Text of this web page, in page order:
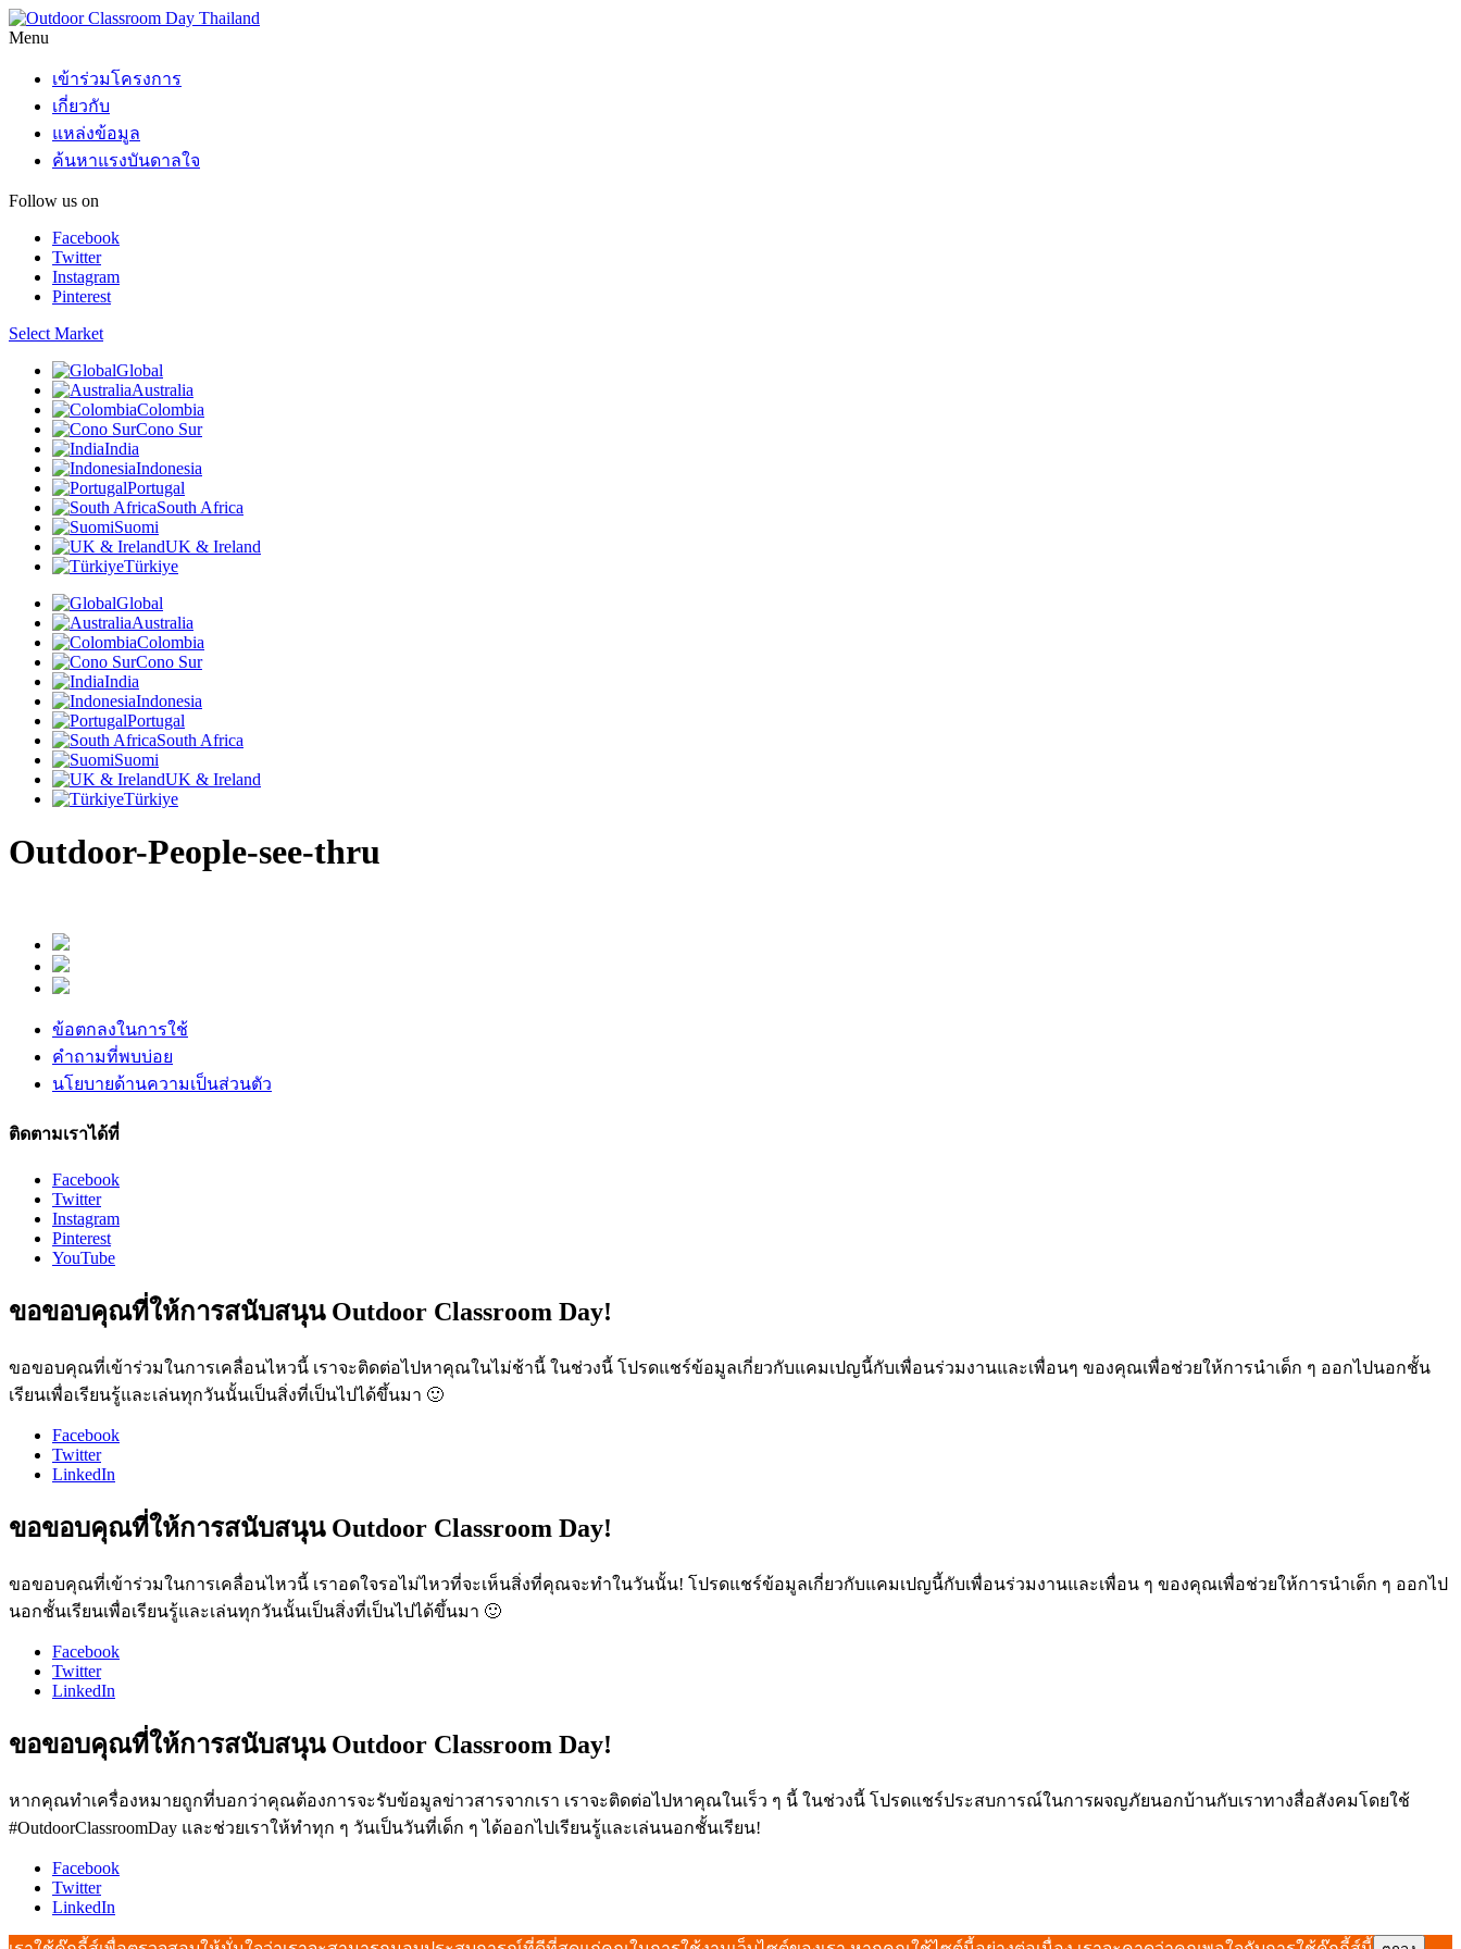
Menu
เข้าร่วมโครงการ
เกี่ยวกับ
แหล่งข้อมูล
ค้นหาแรงบันดาลใจ
Follow us on
Facebook
Twitter
Instagram
Pinterest
Select Market
Global
Australia
Colombia
Cono Sur
India
Indonesia
Portugal
South Africa
Suomi
UK & Ireland
Türkiye
Global
Australia
Colombia
Cono Sur
India
Indonesia
Portugal
South Africa
Suomi
UK & Ireland
Türkiye
Outdoor-People-see-thru
ข้อตกลงในการใช้
คำถามที่พบบ่อย
นโยบายด้านความเป็นส่วนตัว
ติดตามเราได้ที่
Facebook
Twitter
Instagram
Pinterest
YouTube
ขอขอบคุณที่ให้การสนับสนุน Outdoor Classroom Day!
ขอขอบคุณที่เข้าร่วมในการเคลื่อนไหวนี้ เราจะติดต่อไปหาคุณในไม่ช้านี้ ในช่วงนี้ โปรดแชร์ข้อมูลเกี่ยวกับแคมเปญนี้กับเพื่อนร่วมงานและเพื่อนๆ ของคุณเพื่อช่วยให้การนำเด็ก ๆ ออกไปนอกชั้น
เรียนเพื่อเรียนรู้และเล่นทุกวันนั้นเป็นสิ่งที่เป็นไปได้ขึ้นมา 🙂
Facebook
Twitter
LinkedIn
ขอขอบคุณที่ให้การสนับสนุน Outdoor Classroom Day!
ขอขอบคุณที่เข้าร่วมในการเคลื่อนไหวนี้ เราอดใจรอไม่ไหวที่จะเห็นสิ่งที่คุณจะทำในวันนั้น! โปรดแชร์ข้อมูลเกี่ยวกับแคมเปญนี้กับเพื่อนร่วมงานและเพื่อน ๆ ของคุณเพื่อช่วยให้การนำเด็ก ๆ ออกไป
นอกชั้นเรียนเพื่อเรียนรู้และเล่นทุกวันนั้นเป็นสิ่งที่เป็นไปได้ขึ้นมา 🙂
Facebook
Twitter
LinkedIn
ขอขอบคุณที่ให้การสนับสนุน Outdoor Classroom Day!
หากคุณทำเครื่องหมายถูกที่บอกว่าคุณต้องการจะรับข้อมูลข่าวสารจากเรา เราจะติดต่อไปหาคุณในเร็ว ๆ นี้ ในช่วงนี้ โปรดแชร์ประสบการณ์ในการผจญภัยนอกบ้านกับเราทางสื่อสังคมโดยใช้
#OutdoorClassroomDay และช่วยเราให้ทำทุก ๆ วันเป็นวันที่เด็ก ๆ ได้ออกไปเรียนรู้และเล่นนอกชั้นเรียน!
Facebook
Twitter
LinkedIn